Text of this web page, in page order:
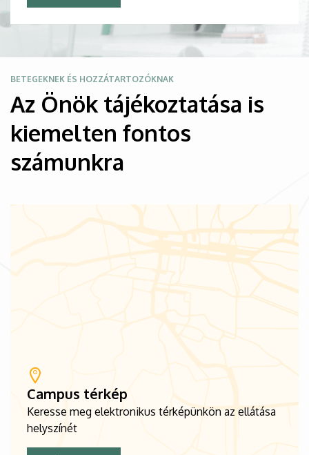
BETEGEKNEK ÉS HOZZÁTARTOZÓKNAK
Az Önök tájékoztatása is
kiemelten fontos
számunkra
Campus térkép
Keresse meg elektronikus térképünkön az ellátása
helyszínét